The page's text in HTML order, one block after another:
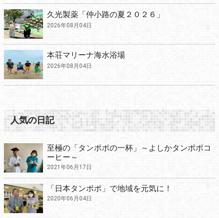
久光製薬「仲小路の夏２０２６」
2026年08月04日
本荘マリーナ海水浴場
2026年08月04日
人気の日記
至極の「タンポポの一杯」～よしかタンポポコ
ーヒー～
2021年06月17日
「日本タンポポ」で地域を元気に！
2020年06月04日